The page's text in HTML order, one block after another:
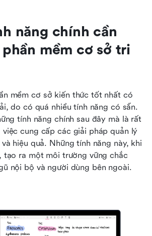
năng chính cần
mềm cơ sở tri
mềm cơ sở kiến thức tốt nhất có
do có quá nhiều tính năng có sẵn.
tính năng chính sau đây mà là rất
cung cấp các giải pháp quản lý
hiệu quả. Những tính năng này, khi
tạo ra một môi trường vững chắc
nội bộ và người dùng bên ngoài.